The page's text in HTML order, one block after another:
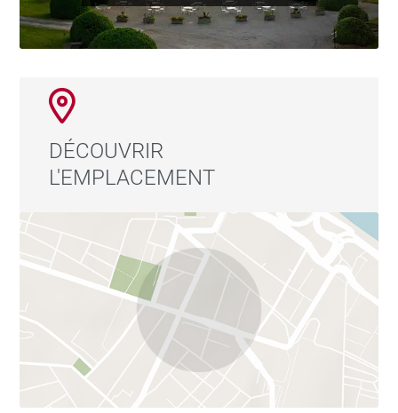
DÉCOUVRIR
L'EMPLACEMENT